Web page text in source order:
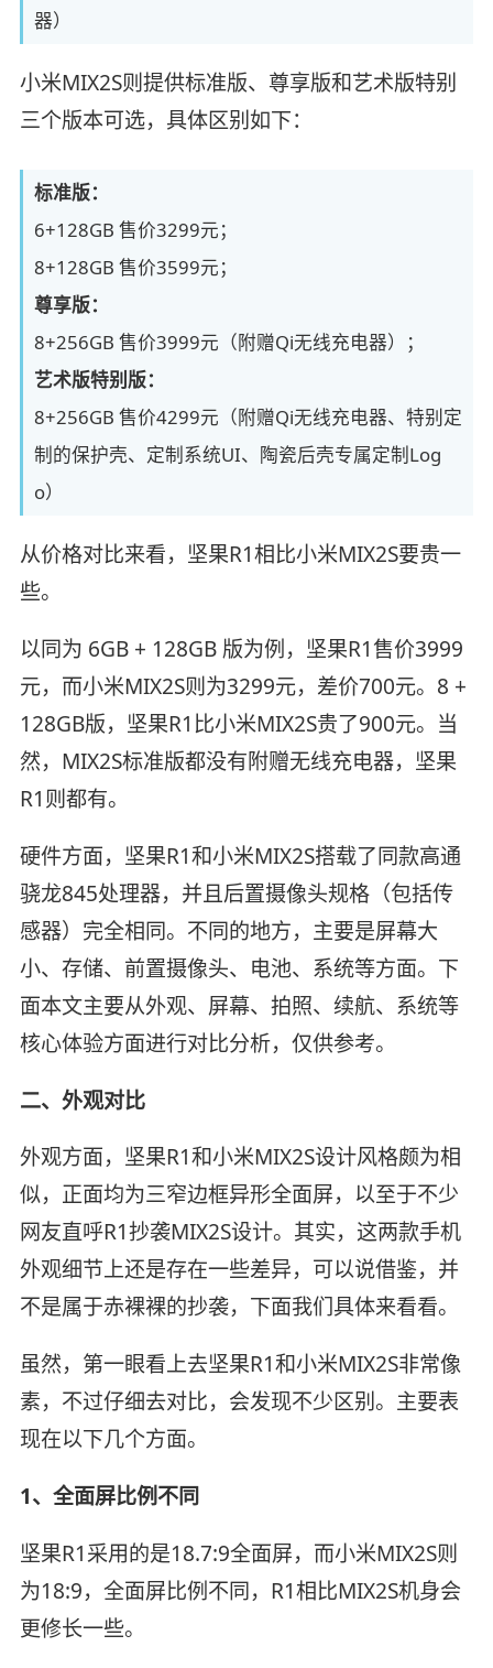
器）
小米MIX2S则提供标准版、尊享版和艺术版特别
三个版本可选，具体区别如下：
标准版：
6+128GB 售价3299元；
8+128GB 售价3599元；
尊享版：
8+256GB 售价3999元（附赠Qi无线充电器）；
艺术版特别版：
8+256GB 售价4299元（附赠Qi无线充电器、特别定
制的保护壳、定制系统UI、陶瓷后壳专属定制Log
o）
从价格对比来看，坚果R1相比小米MIX2S要贵一
些。
以同为 6GB + 128GB 版为例，坚果R1售价3999
元，而小米MIX2S则为3299元，差价700元。8 +
128GB版，坚果R1比小米MIX2S贵了900元。当
然，MIX2S标准版都没有附赠无线充电器，坚果
R1则都有。
硬件方面，坚果R1和小米MIX2S搭载了同款高通
骁龙845处理器，并且后置摄像头规格（包括传
感器）完全相同。不同的地方，主要是屏幕大
小、存储、前置摄像头、电池、系统等方面。下
面本文主要从外观、屏幕、拍照、续航、系统等
核心体验方面进行对比分析，仅供参考。
二、外观对比
外观方面，坚果R1和小米MIX2S设计风格颇为相
似，正面均为三窄边框异形全面屏，以至于不少
网友直呼R1抄袭MIX2S设计。其实，这两款手机
外观细节上还是存在一些差异，可以说借鉴，并
不是属于赤裸裸的抄袭，下面我们具体来看看。
虽然，第一眼看上去坚果R1和小米MIX2S非常像
素，不过仔细去对比，会发现不少区别。主要表
现在以下几个方面。
1、全面屏比例不同
坚果R1采用的是18.7:9全面屏，而小米MIX2S则
为18:9，全面屏比例不同，R1相比MIX2S机身会
更修长一些。